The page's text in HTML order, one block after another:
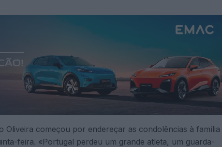
Oliveira começou por endereçar as condolências à família
feira. «Portugal perdeu um grande atleta, um guarda-